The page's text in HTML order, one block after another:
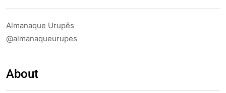
Almanaque Urupês
@almanaqueurupes
About